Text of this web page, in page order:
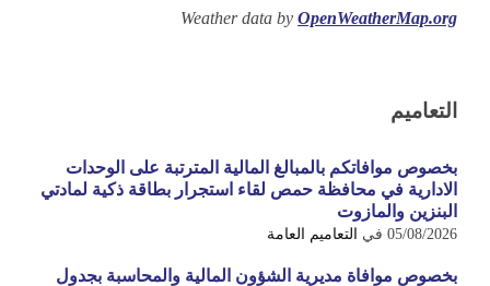
Weather data by OpenWeatherMap.org
التعاميم
بخصوص موافاتكم بالمبالغ المالية المترتبة على الوحدات
الادارية في محافظة حمص لقاء استجرار بطاقة ذكية لمادتي
البنزين والمازوت
05/08/2026 في التعاميم العامة
بخصوص موافاة مديرية الشؤون المالية والمحاسبة بجدول